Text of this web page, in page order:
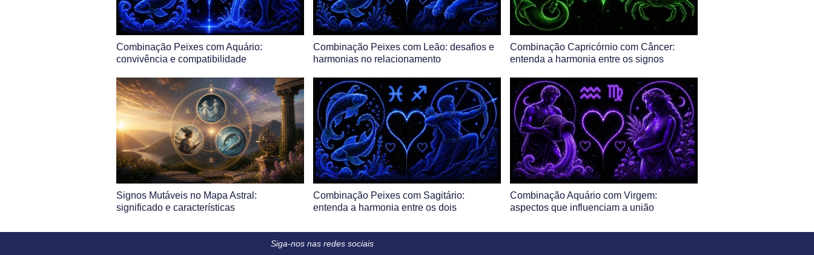
Combinação Peixes com Aquário:
convivência e compatibilidade
Combinação Peixes com Leão: desafios e
harmonias no relacionamento
Combinação Capricórnio com Câncer:
entenda a harmonia entre os signos
Signos Mutáveis no Mapa Astral:
significado e características
Combinação Peixes com Sagitário:
entenda a harmonia entre os dois
Combinação Aquário com Virgem:
aspectos que influenciam a união
Siga-nos nas redes sociais